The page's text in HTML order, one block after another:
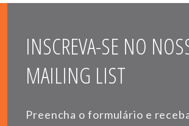
INSCREVA-SE NO
MAILING LIST
Preencha o formulário e